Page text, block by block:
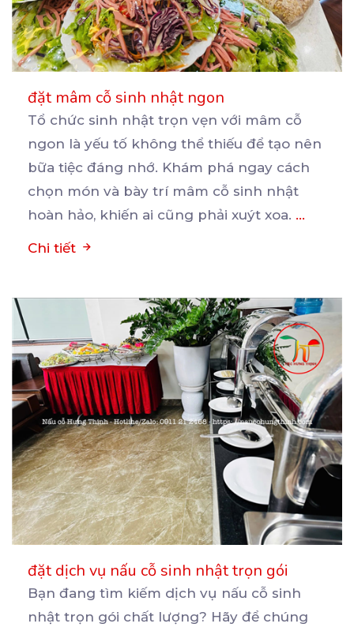
đặt mâm cỗ sinh nhật ngon
Tổ chức sinh nhật trọn vẹn với mâm cỗ
ngon là yếu tố không thể thiếu để tạo nên
bữa tiệc đáng nhớ. Khám phá ngay cách
chọn món và bày trí mâm cỗ sinh nhật
hoàn hảo, khiến ai cũng phải xuýt xoa. ...
Chi tiết
đặt dịch vụ nấu cỗ sinh nhật trọn gói
Bạn đang tìm kiếm dịch vụ nấu cỗ sinh
nhật trọn gói chất lượng? Hãy để chúng